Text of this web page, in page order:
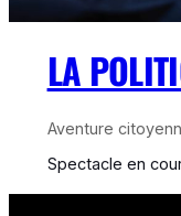
LA
Aventure
Spectacle en